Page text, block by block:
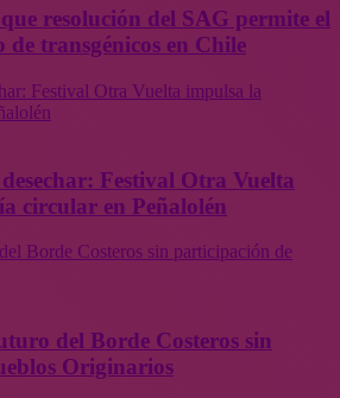
resolución del SAG permite el
de transgénicos en Chile
Festival Otra Vuelta impulsa la
Festival Otra Vuelta
circular en Peñalolén
Borde Costeros sin participación de
del Borde Costeros sin
Originarios